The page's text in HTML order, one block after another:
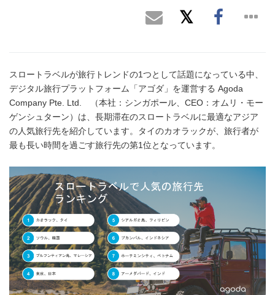
スロートラベルが旅行トレンドの1つとして話題になっている中、
デジタル旅行プラットフォーム「アゴダ」を運営する Agoda
Company Pte. Ltd. （本社：シンガポール、CEO：オムリ・モー
ゲンシュターン）は、長期滞在のスロートラベルに最適なアジア
の人気旅行先を紹介しています。タイのカオラックが、旅行者が
最も長い時間を過ごす旅行先の第1位となっています。